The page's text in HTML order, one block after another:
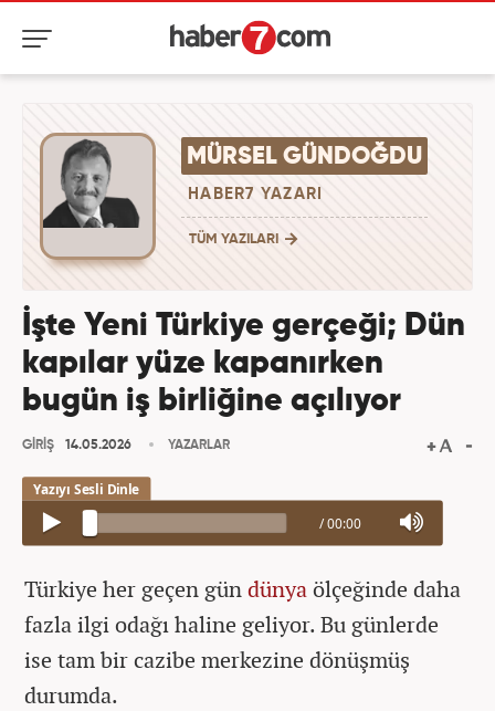
MÜRSEL GÜNDOĞDU
HABER7 YAZARI
TÜM YAZILARI
İşte Yeni Türkiye gerçeği; Dün
kapılar yüze kapanırken
bugün iş birliğine açılıyor
GİRİŞ 14.05.2026 YAZARLAR
/ 00:00
Türkiye her geçen gündünyaölçeğinde daha
fazla ilgi odağı haline geliyor. Bu günlerde
ise tam bir cazibe merkezine dönüşmüş
durumda.